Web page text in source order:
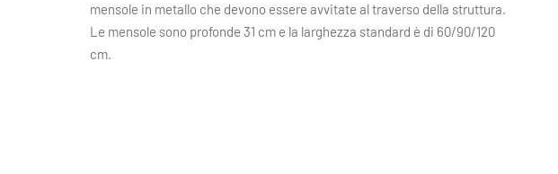
mensole in metallo che devono essere avvitate al traverso della struttura.
Le mensole sono profonde 31 cm e la larghezza standard è di 60/90/120
cm.